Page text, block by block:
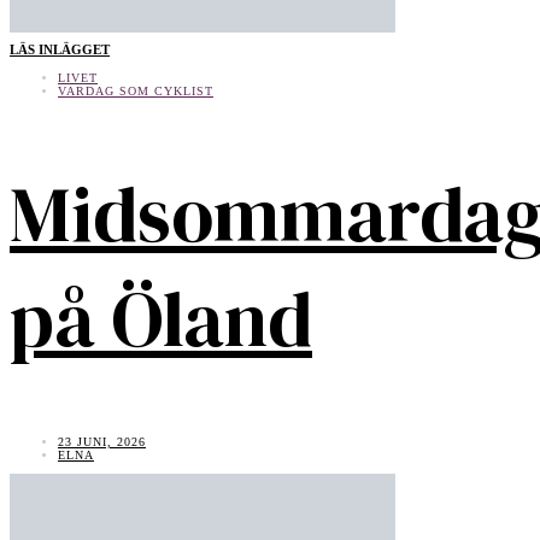
LÄS INLÄGGET
LIVET
VARDAG SOM CYKLIST
på Öland
23 JUNI, 2026
ELNA